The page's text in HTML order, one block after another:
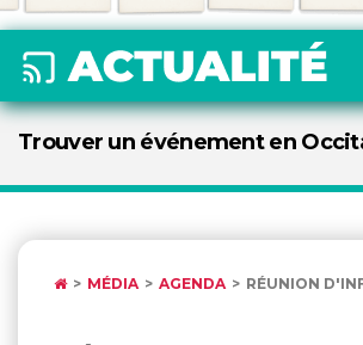
Trouver un événement en
MÉDIA AGENDA RÉUNION